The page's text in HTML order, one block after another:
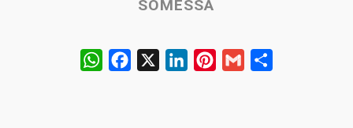
SOMESSA
W